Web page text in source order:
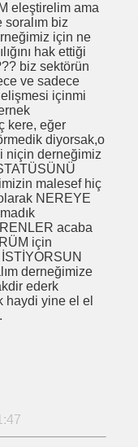
eleştirelim ama
biz
için ne
hak ettiği
biz sektörün
ve sadece
içinmi
kere, eğer
diyorsak,o
niçin derneğimiz
malesef hiç
NEREYE
acaba
için
derneğimize
ederk
haydi yine el el